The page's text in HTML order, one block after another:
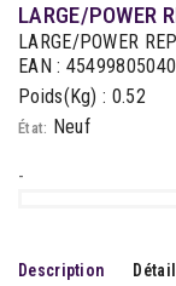
LARGE/POWER
LARGE/POWER
EAN :
Poids(Kg) : 0.52
État: Neuf
-
Description